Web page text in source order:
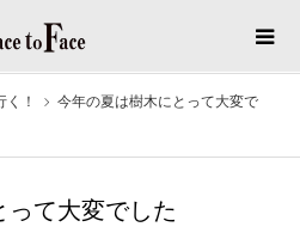
く！
今年の夏は樹木にとって大変で
て大変でした